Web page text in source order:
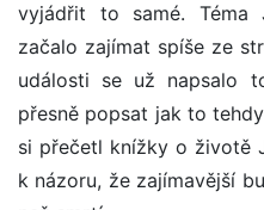
vyjádřit to samé. Téma
začalo zajímat spíše ze
události se už napsalo
přesně popsat jak to
si přečetl knížky o životě
k názoru, že zajímavější